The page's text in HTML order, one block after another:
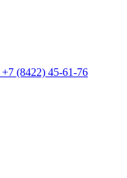
+7 (8422) 45-61-76